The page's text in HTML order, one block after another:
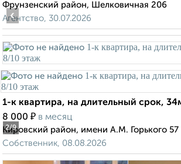
Фрунзенский район, Шелковичная 206
Агентство, 30.07.2026
2/9
‹
1-к квартира, на длительный срок,
8 000 ₽ в месяц
Кировский район, имени А.М. Горького 57
Собственник, 08.08.2026